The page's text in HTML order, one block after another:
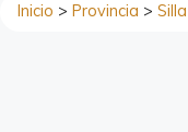
Inicio > Provincia > Silla